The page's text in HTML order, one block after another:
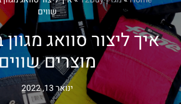
שווים
איך ליצור סוואג
מוצרים שווים
ינואר 13, 2022